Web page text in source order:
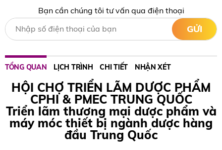
Bạn cần chúng tôi tư vấn qua điện thoại
GỬI
TỔNG QUAN LỊCH TRÌNH CHI TIẾT NHẬN XÉT
HỘI CHỢ TRIỂN LÃM DƯỢC PHẨM
CPHI & PMEC TRUNG QUỐC
Triển lãm thương mại dược phẩm và
máy móc thiết bị ngành dược hàng
đầu Trung Quốc